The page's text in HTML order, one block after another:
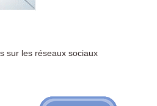
sur les réseaux sociaux